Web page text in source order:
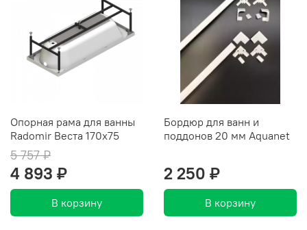
Опорная рама для ванны
Radomir Веста 170x75
5 757 ₽
4 893 ₽
В корзину
Бордюр для ванн и
поддонов 20 мм Aquanet
2 250 ₽
В корзину